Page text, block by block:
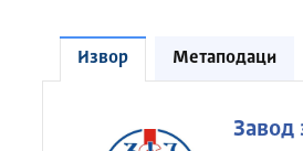
Извор Метаподаци
Завод